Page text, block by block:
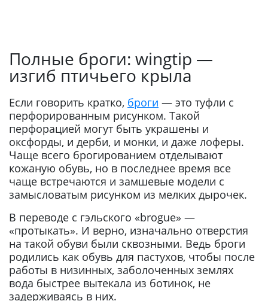
Полные броги: wingtip —
изгиб птичьего крыла
Если говорить кратко, броги — это туфли с
перфорированным рисунком. Такой
перфорацией могут быть украшены и
оксфорды, и дерби, и монки, и даже лоферы.
Чаще всего брогированием отделывают
кожаную обувь, но в последнее время все
чаще встречаются и замшевые модели с
замысловатым рисунком из мелких дырочек.
В переводе с гэльского «brogue» —
«протыкать». И верно, изначально отверстия
на такой обуви были сквозными. Ведь броги
родились как обувь для пастухов, чтобы после
работы в низинных, заболоченных землях
вода быстрее вытекала из ботинок, не
задерживаясь в них.